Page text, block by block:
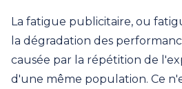
La fatigue publicitaire, ou
la dégradation des
causée par la répétition de
d'une même population. Ce